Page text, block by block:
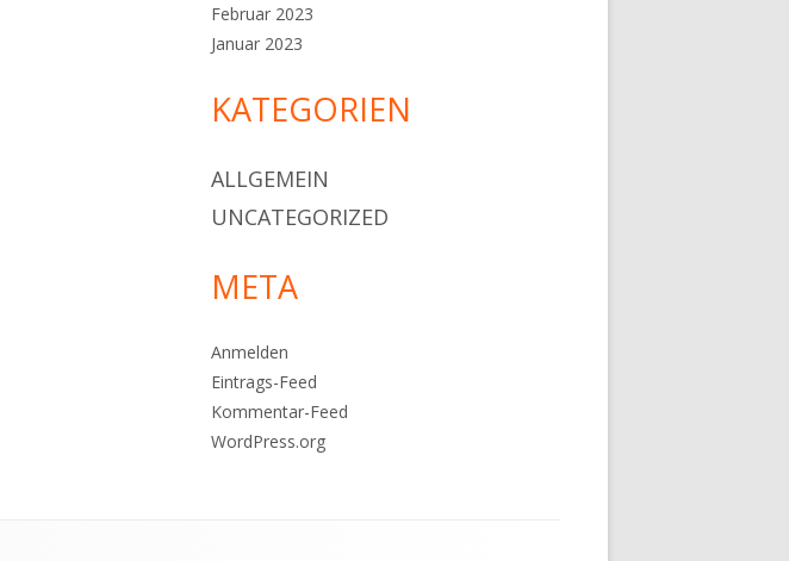
Februar 2023
Januar 2023
KATEGORIEN
ALLGEMEIN
UNCATEGORIZED
META
Anmelden
Eintrags-Feed
Kommentar-Feed
WordPress.org